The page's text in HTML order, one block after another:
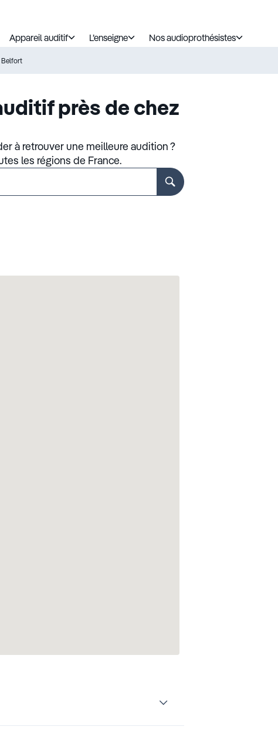
Appareil auditif L’enseigne Nos audioprothésistes
Belfort
près de chez
à retrouver une meilleure audition ?
les régions de France.